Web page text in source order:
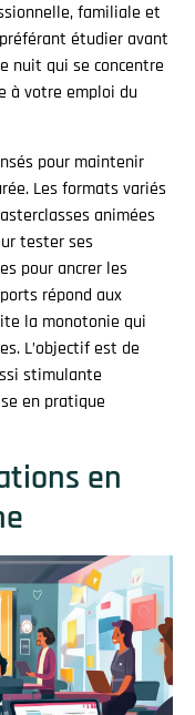
familiale et
étudier avant
nuit qui se concentre
à votre emploi du
pour maintenir
Les formats variés
animées
tester ses
pour ancrer les
répond aux
la monotonie qui
L’objectif est de
stimulante
en pratique
en